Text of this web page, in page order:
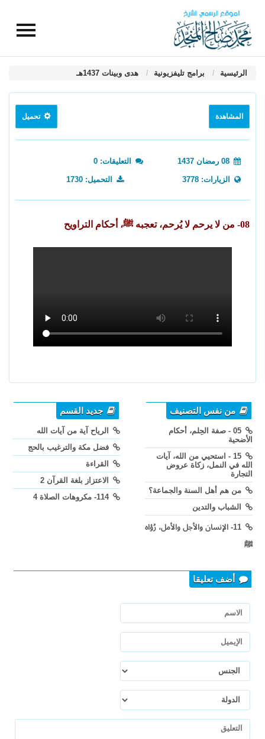
الرئيسية برامج تليفزيونية هدى وبينات 1437هـ
المشاهدة تحميل
التعليقات: 0
الزيارات: 3778 التحميل: 1730
08- من لا يرحم لا يُرحم، تعجبه ﷺ، أحكام التراويح
من نفس التصنيف
05 - صفة الحِلم، أحكام
الأضحية
15 - استحيي من الله، آيات
الله في النمل، زكاة عروض
التجارة
من هم أهل السنة والجماعة؟
الشباب والتدين
11- الإنسان والأجل والأمل، رُؤاه
ﷺ
جديد القسم
الرياح آية من آيات الله
فضل مكة والترغيب بالحج
القراءة
الاعتزاز بلغة القرآن 2
114- مكروهات الصلاة 4
أضف تعليقا